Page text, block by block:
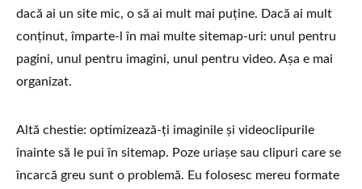
dacă ai un site mic, o să ai mult mai puține. Dacă ai mult
conținut, împarte-l în mai multe sitemap-uri: unul pentru
pagini, unul pentru imagini, unul pentru video. Așa e mai
organizat.
Altă chestie: optimizează-ți imaginile și videoclipurile
înainte să le pui în sitemap. Poze uriașe sau clipuri care se
încarcă greu sunt o problemă. Eu folosesc mereu formate